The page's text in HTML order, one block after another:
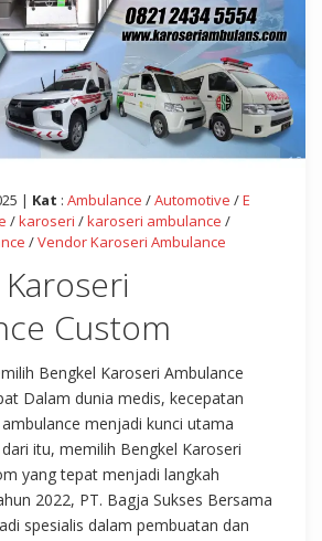
| Kat : Ambulance /Automotive /E
/karoseri /karoseri ambulance /
/Vendor Karoseri Ambulance
Custom
Bengkel Karoseri Ambulance
Dalam dunia medis, kecepatan
menjadi kunci utama
itu, memilih Bengkel Karoseri
yang tepat menjadi langkah
2022, PT. Bagja Sukses Bersama
spesialis dalam pembuatan dan